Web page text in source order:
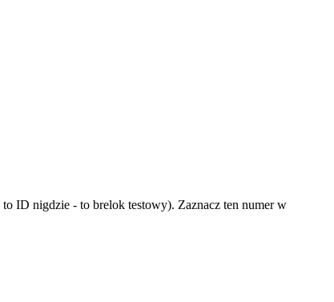
ID nigdzie - to brelok testowy). Zaznacz ten numer w